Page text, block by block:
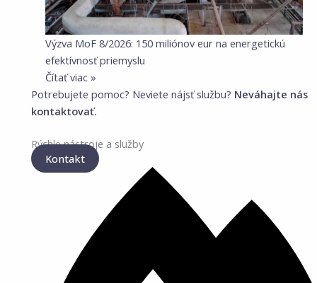
Výzva MoF 8/2026: 150 miliónov eur na energetickú
efektívnosť priemyslu
Čítať viac »
Potrebujete pomoc? Neviete nájsť službu? Neváhajte nás
kontaktovať.
Rýchle nástroje a služby
Kontakt